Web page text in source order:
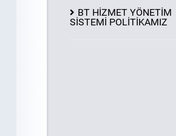
BT HİZMET YÖNETİM
SİSTEMİ POLİTİKAMIZ